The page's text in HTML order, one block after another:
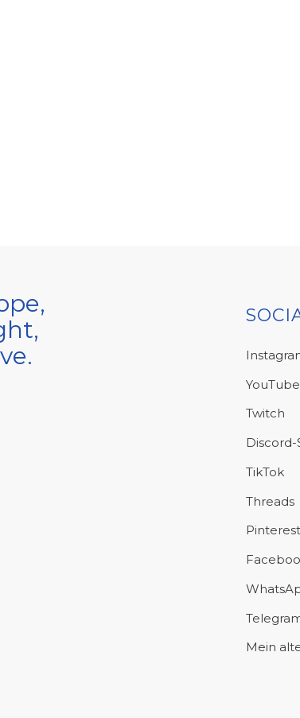
YouTube
Twitch
Discord-
TikTok
Threads
Pinterest
Mein